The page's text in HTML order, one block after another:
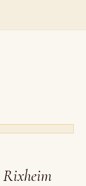
Rixheim